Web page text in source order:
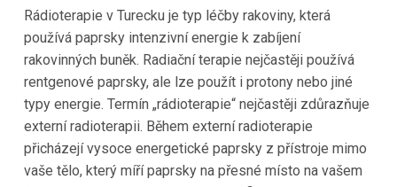
Rádioterapie v Turecku je typ léčby rakoviny, která
používá paprsky intenzivní energie k zabíjení
rakovinných buněk. Radiační terapie nejčastěji používá
rentgenové paprsky, ale lze použít i protony nebo jiné
typy energie. Termín „rádioterapie“ nejčastěji zdůrazňuje
externí radioterapii. Během externí radioterapie
přicházejí vysoce energetické paprsky z přístroje mimo
vaše tělo, který míří paprsky na přesné místo na vašem